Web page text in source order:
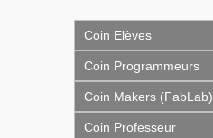
Coin Elèves
Coin Programmeurs
Coin Makers (FabLab)
Coin Professeur